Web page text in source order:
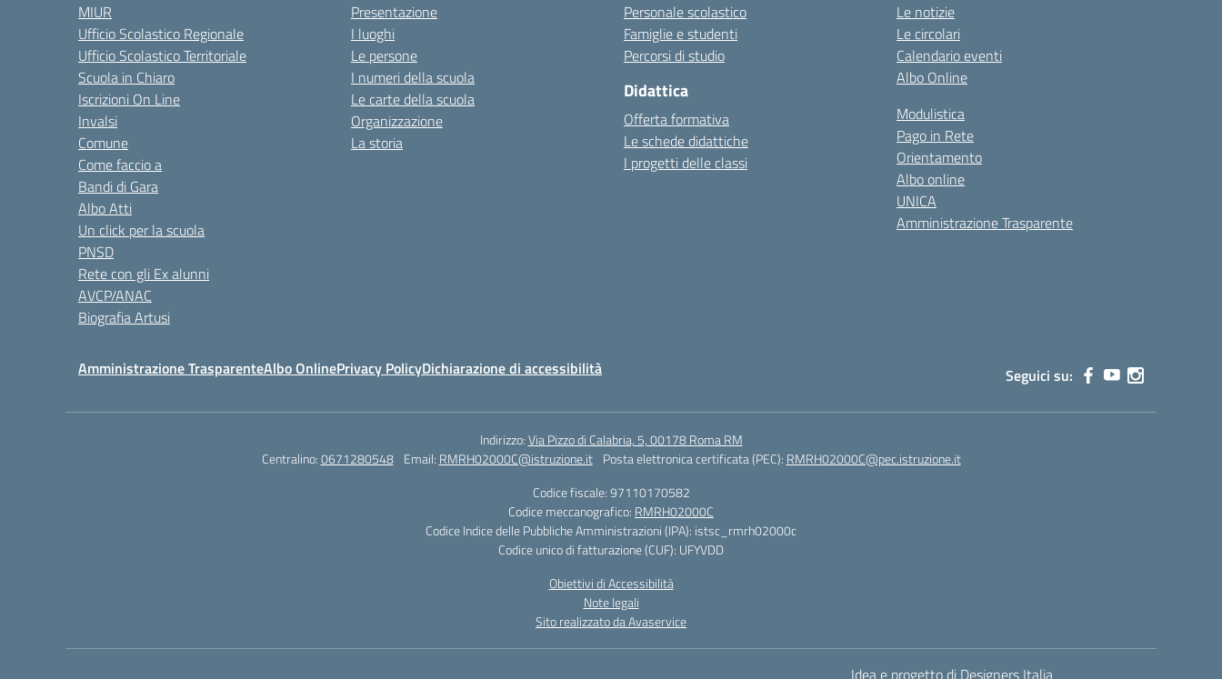
MIUR
Ufficio Scolastico Regionale
Ufficio Scolastico Territoriale
Scuola in Chiaro
Iscrizioni On Line
Invalsi
Comune
Come faccio a
Bandi di Gara
Albo Atti
Un click per la scuola
PNSD
Rete con gli Ex alunni
AVCP/ANAC
Biografia Artusi
Presentazione
I luoghi
Le persone
I numeri della scuola
Le carte della scuola
Organizzazione
La storia
Personale scolastico
Famiglie e studenti
Percorsi di studio
Didattica
Offerta formativa
Le schede didattiche
I progetti delle classi
Le notizie
Le circolari
Calendario eventi
Albo Online
Modulistica
Pago in Rete
Orientamento
Albo online
UNICA
Amministrazione Trasparente
Amministrazione TrasparenteAlbo OnlinePrivacy PolicyDichiarazione di accessibilità Seguici su:
Indirizzo:Via Pizzo di Calabria, 5, 00178 Roma RM
Centralino:0671280548 Email: RMRH02000C@istruzione.it Posta elettronica certificata (PEC): RMRH02000C@pec.istruzione.it
Codice fiscale: 97110170582
Codice meccanografico: RMRH02000C
Codice Indice delle Pubbliche Amministrazioni (IPA): istsc_rmrh02000c
Codice unico di fatturazione (CUF): UFYVDD
Obiettivi di Accessibilità
Note legali
Sito realizzato da Avaservice
Idea e progetto di Designers Italia